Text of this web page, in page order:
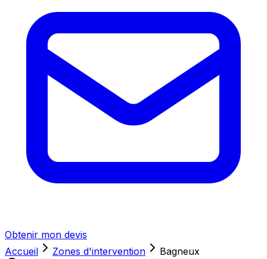
Obtenir mon devis
Accueil
Zones d'intervention
Bagneux